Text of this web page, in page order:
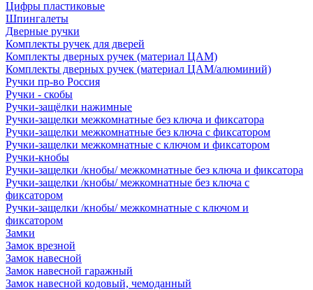
Цифры пластиковые
Шпингалеты
Дверные ручки
Комплекты ручек для дверей
Комплекты дверных ручек (материал ЦАМ)
Комплекты дверных ручек (материал ЦАМ/алюминий)
Ручки пр-во Россия
Ручки - скобы
Ручки-защёлки нажимные
Ручки-защелки межкомнатные без ключа и фиксатора
Ручки-защелки межкомнатные без ключа с фиксатором
Ручки-защелки межкомнатные с ключом и фиксатором
Ручки-кнобы
Ручки-защелки /кнобы/ межкомнатные без ключа и фиксатора
Ручки-защелки /кнобы/ межкомнатные без ключа с
фиксатором
Ручки-защелки /кнобы/ межкомнатные с ключом и
фиксатором
Замки
Замок врезной
Замок навесной
Замок навесной гаражный
Замок навесной кодовый, чемоданный